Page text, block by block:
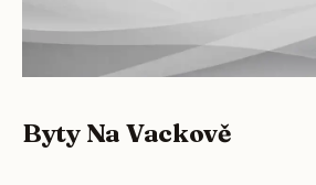
Byty Na Vackově